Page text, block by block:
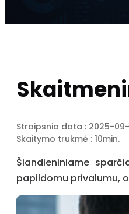
Straipsnio data : 2025-09-
Skaitymo trukmė : 10min.
Šiandieniniame
papildomu privalumu,